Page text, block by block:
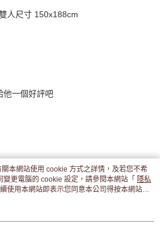
人尺寸 150x188cm
他一個好評吧
本網站使用 cookie 方式之詳情，及若您不希
更電腦的 cookie 設定，請參閱本網站「 隱私
使用本網站即表示您同意本公司得按本網站使
。